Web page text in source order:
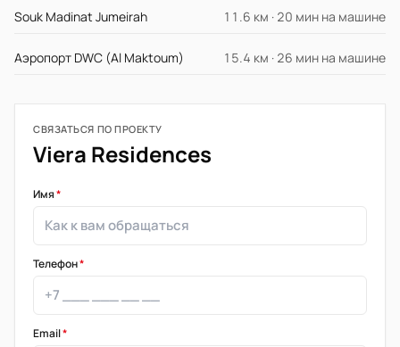
Souk Madinat Jumeirah 11.6 км · 20 мин на машине
Аэропорт DWC (Al Maktoum) 15.4 км · 26 мин на машине
СВЯЗАТЬСЯ ПО ПРОЕКТУ
Viera Residences
Имя*
Телефон*
Email*